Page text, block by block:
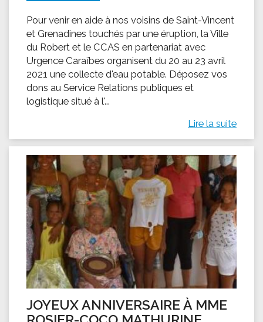
Pour venir en aide à nos voisins de Saint-Vincent
et Grenadines touchés par une éruption, la Ville
du Robert et le CCAS en partenariat avec
Urgence Caraïbes organisent du 20 au 23 avril
2021 une collecte d'eau potable. Déposez vos
dons au Service Relations publiques et
logistique situé à l'...
Lire la suite
JOYEUX ANNIVERSAIRE À MME